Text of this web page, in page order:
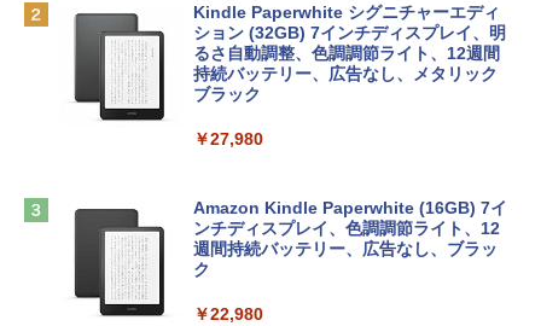
tomtoc 360°保護 15.6 16インチ パソコ
ンケース Dell NEC Lavie ASUS HP dyna
book Lenovo対応
13インチノートブック：AIとApple Intell
igence、13.6インチLiquid Retinaディ
スプレイ、16GBユニファイドメモリ、1
TB SSDストレージ、12MPセンターフレ
D - ミッドナイト
定バーチャルアイテムを含む】 【オンラ
インゲームコード】 ロブロックス |オン
ラインコード版
￥1,600
インゲームコード】 ロブロックス | オン
ラインコード版
￥3,200
￥1,292
非エンジニア 初心者 素人 でも安心 使い
めのAIコーディング入門シリーズ
￥99
AIイラスト表現辞典: 思い通りの絵を引き
Kindle Paperwhite シグニチャーエディ
ション (32GB) 7インチディスプレイ、明
るさ自動調整、色調調節ライト、12週間
持続バッテリー、広告なし、メタリック
ブラック
￥27,980
Amazon Kindle Paperwhite (16GB) 7イ
ンチディスプレイ、色調調節ライト、12
週間持続バッテリー、広告なし、ブラッ
ク
￥22,980